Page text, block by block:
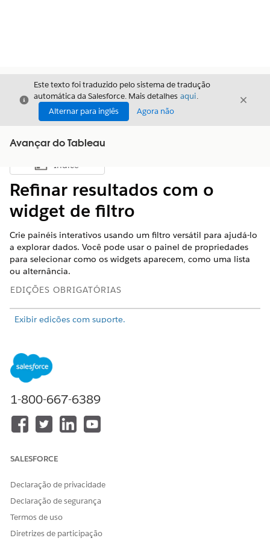
Fechar
Este texto foi traduzido pelo sistema de tradução
automática da Salesforce. Mais detalhes aqui.
Alternar para inglês
Agora não
Fechar
Avançar do Tableau
Mostrar índice
Índice
Refinar resultados com o
widget de filtro
Crie painéis interativos usando um filtro versátil para ajudá-lo
a explorar dados. Você pode usar o painel de propriedades
para selecionar como os widgets aparecem, como uma lista
ou alternância.
EDIÇÕES OBRIGATÓRIAS
Exibir edições com suporte.
Para editar painéis do
Tableau Next:
área do painel.
Clique em
Selecione um campo listado e clique em
Configure o widget de filtro.
Mostrar comodefine se o filtro aparece como Lista ou
1-800-667-6389
SALESFORCE
Declaração de privacidade
Declaração de segurança
Termos de uso
Diretrizes de participação